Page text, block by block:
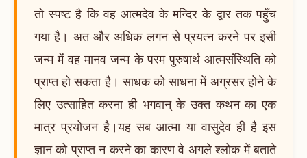
तो स्पष्ट है कि वह आत्मदेव के मन्दिर के द्वार तक पहुँच
गया है। अत और अधिक लगन से प्रयत्न करने पर इसी
जन्म में वह मानव जन्म के परम पुरुषार्थ आत्मसंस्थिति को
प्राप्त हो सकता है। साधक को साधना में अग्रसर होने के
लिए उत्साहित करना ही भगवान् के उक्त कथन का एक
मात्र प्रयोजन है।यह सब आत्मा या वासुदेव ही है इस
ज्ञान को प्राप्त न करने का कारण वे अगले श्लोक में बताते